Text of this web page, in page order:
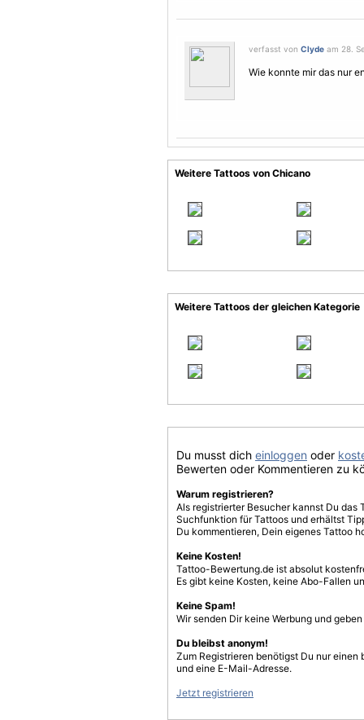
verfasst von Clyde am 28.
Wie konnte mir das nur
Weitere Tattoos von Chicano
Weitere Tattoos der gleichen Kategorie
Du musst dich einloggen oder
Bewerten oder Kommentieren zu
Warum registrieren?
Als registrierter Besucher kannst Du
Suchfunktion für Tattoos und erhältst
Du kommentieren, Dein eigenes Tattoo
Keine Kosten!
Tattoo-Bewertung.de ist absolut
Es gibt keine Kosten, keine Abo-Fallen
Keine Spam!
Wir senden Dir keine Werbung und
Du bleibst anonym!
Zum Registrieren benötigst Du nur einen
und eine E-Mail-Adresse.
Jetzt registrieren